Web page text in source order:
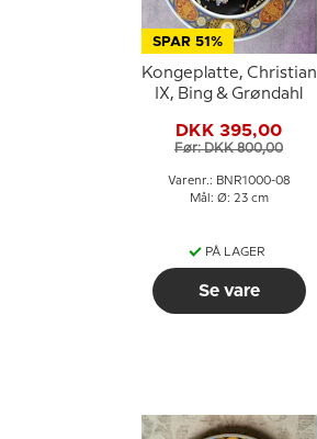
SPAR 51%
Kongeplatte, Christian
IX, Bing & Grøndahl
DKK 395,00
Før: DKK 800,00
Varenr.: BNR1000-08
Mål: Ø: 23 cm
PÅ LAGER
Se vare